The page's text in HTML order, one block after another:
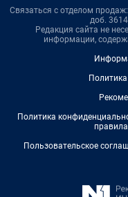
Связаться с отделом
доб.
Редакция сайта не
информации,
Политика
Пользовательское